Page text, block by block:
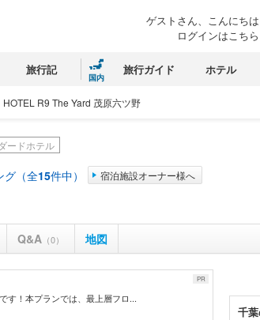
ゲストさん、こんにちは
ログインはこちら
旅行記
国内
旅行ガイド ホテル
HOTEL R9 The Yard 茂原六ツ野
ードホテル
グ（全15件中） 宿泊施設オーナー様へ
Q&A （0） 地図
PR
す！本プランでは、最上層フロ...
千